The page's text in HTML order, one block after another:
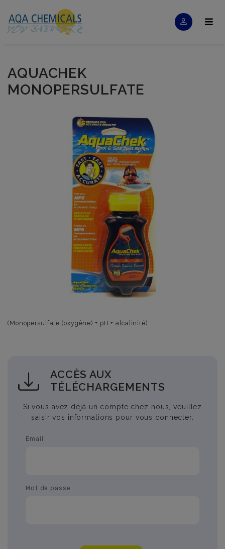
AQUACHEK
MONOPERSULFATE
(Monopersulfate (oxygène) + pH + alcalinité)
ACCÈS AUX
TÉLÉCHARGEMENTS
Si vous avez déjà un compte chez nous, veuillez
saisir vos informations pour vous connecter.
Email
Mot de passe